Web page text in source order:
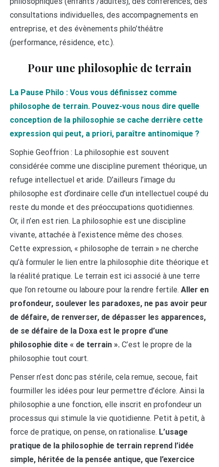
consultations individuelles, des accompagnements en
entreprise, et des évènements philo’théâtre
(performance, résidence, etc.).
Pour une philosophie de terrain
La Pause Philo : Vous vous définissez comme
philosophe de terrain. Pouvez-vous nous dire quelle
conception de la philosophie se cache derrière cette
expression qui peut, a priori, paraître antinomique ?
Sophie Geoffrion : La philosophie est souvent
considérée comme une discipline purement théorique, un
refuge intellectuel et aride. D’ailleurs l’image du
philosophe est d’ordinaire celle d’un intellectuel coupé du
reste du monde et des préoccupations quotidiennes.
Or, il n’en est rien. La philosophie est une discipline
vivante, attachée à l’existence même des choses.
Cette expression, « philosophe de terrain » ne cherche
qu’à formuler le lien entre la philosophie dite théorique et
la réalité pratique. Le terrain est ici associé à une terre
que l’on retourne ou laboure pour la rendre fertile. Aller en
profondeur, soulever les paradoxes, ne pas avoir peur
de défaire, de renverser, de dépasser les apparences,
de se défaire de la Doxa est le propre d’une
philosophie dite « de terrain ». C’est le propre de la
philosophie tout court.
Penser n’est donc pas stérile, cela remue, secoue, fait
fourmiller les idées pour leur permettre d’éclore. Ainsi la
philosophie a une fonction, elle inscrit en profondeur un
processus qui stimule la vie quotidienne. Petit à petit, à
force de pratique, on pense, on rationalise. L’usage
pratique de la philosophie de terrain reprend l’idée
simple, héritée de la pensée antique, que l’exercice